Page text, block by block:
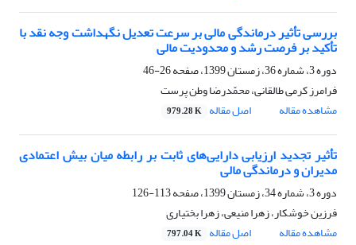
بررسی تأثیر درماندگی مالی بر سرعت تعدیل نگهداشت وجه نقد با
تأکید بر فرصت رشد و محدودیت مالی
دوره 3، شماره 36، زمستان 1399، صفحه
26-46
فرامرز کرمی طالقانی، محمّدرضا وطن پرست
مشاهده مقاله
اصل مقاله 979.28 K
تأثیر تجدید ارزیابی دارایی‌های ثابت بر رابطه میان بیش اعتمادی
مدیران و درماندگی مالی
دوره 3، شماره 34، زمستان 1399، صفحه
113-126
فرزین خوشکار، زهرا منیعی، زهرا بختیاری
مشاهده مقاله
اصل مقاله 797.04 K